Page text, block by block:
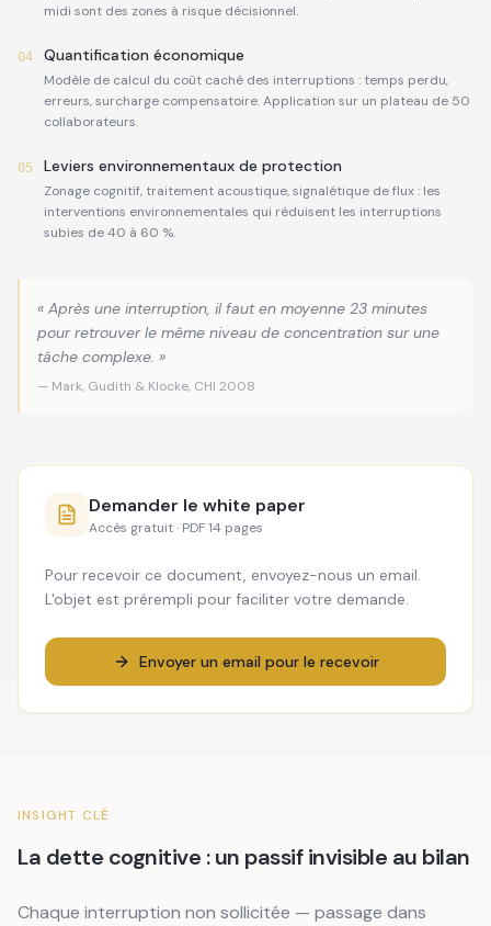
midi sont des zones à risque décisionnel.
04 Quantification économique
Modèle de calcul du coût caché des interruptions : temps perdu,
erreurs, surcharge compensatoire. Application sur un plateau de 50
collaborateurs.
05 Leviers environnementaux de protection
Zonage cognitif, traitement acoustique, signalétique de flux : les
interventions environnementales qui réduisent les interruptions
subies de 40 à 60 %.
« Après une interruption, il faut en moyenne 23 minutes
pour retrouver le même niveau de concentration sur une
tâche complexe. »
— Mark, Gudith & Klocke, CHI 2008
Demander le white paper
Accès gratuit · PDF 14 pages
Pour recevoir ce document, envoyez-nous un email.
L'objet est prérempli pour faciliter votre demande.
Envoyer un email pour le recevoir
INSIGHT CLÉ
La dette cognitive : un passif invisible au bilan
Chaque interruption non sollicitée — passage dans